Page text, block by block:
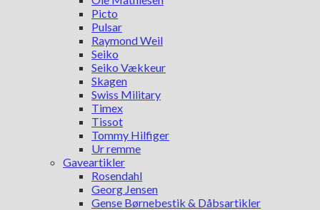
Picto
Pulsar
Raymond Weil
Seiko
Seiko Vækkeur
Skagen
Swiss Military
Timex
Tissot
Tommy Hilfiger
Ur remme
Gaveartikler
Rosendahl
Georg Jensen
Gense Børnebestik & Dåbsartikler